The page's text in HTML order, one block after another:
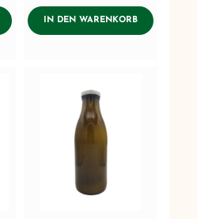
IN DEN WARENKORBADDTOCART